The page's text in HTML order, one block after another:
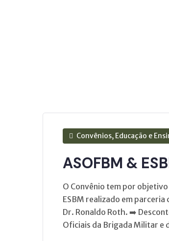
Convênios, Educação e
ASOFBM &
O Convênio tem por
ESBM realizado em
Dr. Ronaldo Roth. ➡️
Oficiais da Brigada Militar